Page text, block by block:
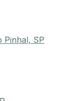
Pinhal, SP